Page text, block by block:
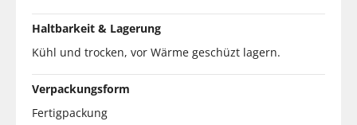
Haltbarkeit & Lagerung
Kühl und trocken, vor Wärme geschüzt lagern.
Verpackungsform
Fertigpackung